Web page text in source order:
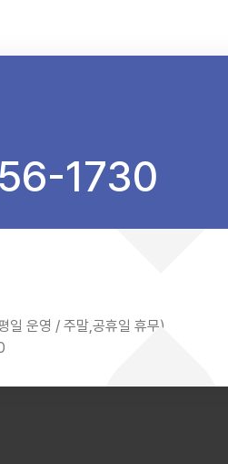
1730
운영 / 주말,공휴일 휴무)